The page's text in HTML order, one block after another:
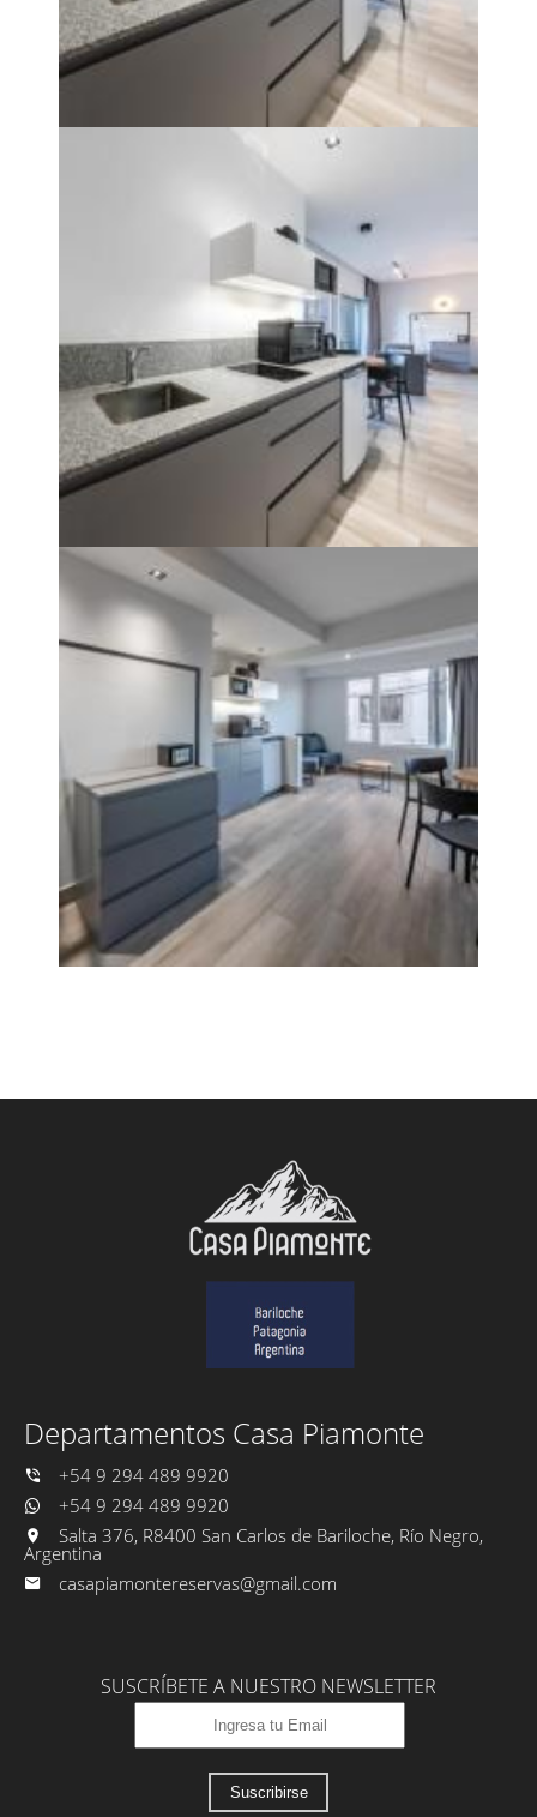
Departamentos Casa Piamonte
+54 9 294 489 9920
+54 9 294 489 9920
Salta 376, R8400 San Carlos de Bariloche, Río Negro,
Argentina
casapiamontereservas@gmail.com
SUSCRÍBETE A NUESTRO NEWSLETTER
Suscribirse